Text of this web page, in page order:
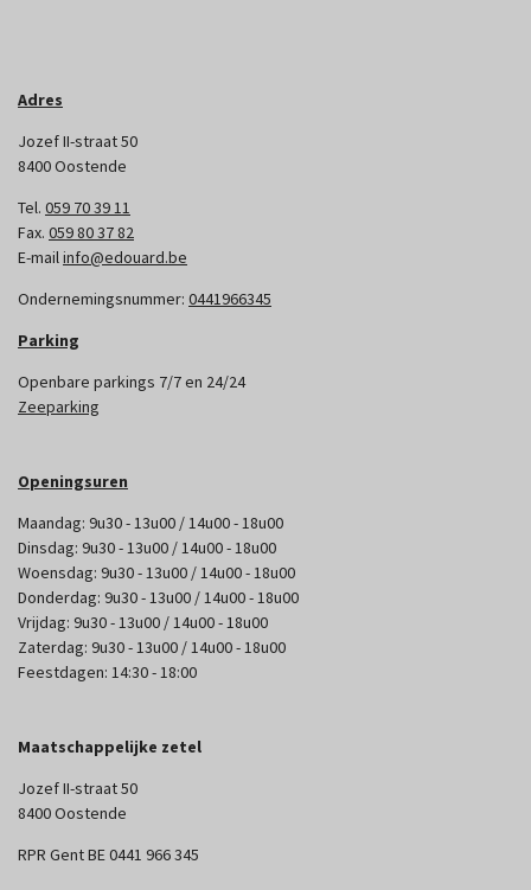
Adres
Jozef II-straat 50
8400 Oostende
Tel. 059 70 39 11
Fax. 059 80 37 82
E-mailinfo@edouard.be
Ondernemingsnummer: 0441966345
Parking
Openbare parkings 7/7 en 24/24
Zeeparking
Openingsuren
Maandag: 9u30 - 13u00 / 14u00 - 18u00
Dinsdag: 9u30 - 13u00 / 14u00 - 18u00
Woensdag: 9u30 - 13u00 / 14u00 - 18u00
Donderdag: 9u30 - 13u00 / 14u00 - 18u00
Vrijdag: 9u30 - 13u00 / 14u00 - 18u00
Zaterdag: 9u30 - 13u00 / 14u00 - 18u00
Feestdagen: 14:30 - 18:00
Maatschappelijke zetel
Jozef II-straat 50
8400 Oostende
RPR Gent BE 0441 966 345